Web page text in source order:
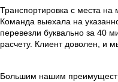
Транспортировка с места на
Команда выехала на
перевезли буквально за 40
расчету. Клиент доволен, и
Большим нашим